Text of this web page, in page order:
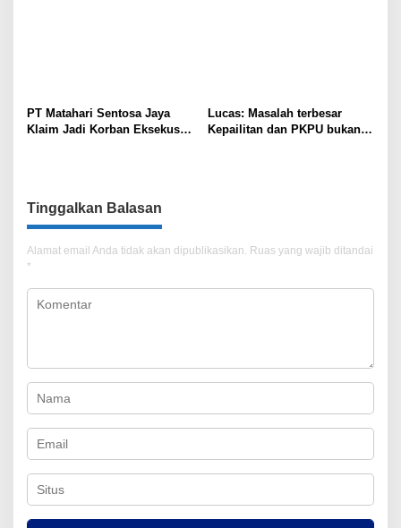
PT Matahari Sentosa Jaya
Klaim Jadi Korban Eksekusi
Lucas: Masalah terbesar
Kepailitan dan PKPU bukan
Tinggalkan Balasan
Alamat email Anda tidak akan dipublikasikan. Ruas yang wajib ditandai
*